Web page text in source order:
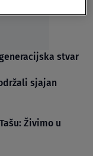
stvar
sjajan
Živimo u